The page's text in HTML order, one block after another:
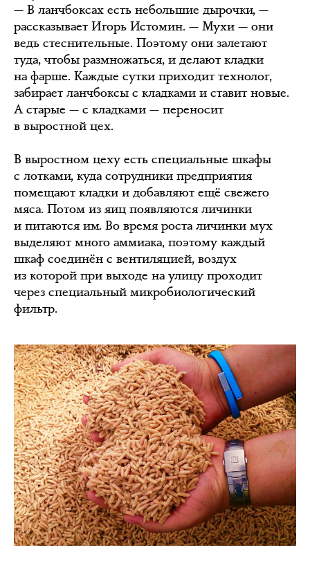
— В ланчбоксах есть небольшие дырочки, —
рассказывает Игорь Истомин. — Мухи — они
ведь стеснительные. Поэтому они залетают
туда, чтобы размножаться, и делают кладки
на фарше. Каждые сутки приходит технолог,
забирает ланчбоксы с кладками и ставит новые.
А старые — с кладками — переносит
в выростной цех.
В выростном цеху есть специальные шкафы
с лотками, куда сотрудники предприятия
помещают кладки и добавляют ещё свежего
мяса. Потом из яиц появляются личинки
и питаются им. Во время роста личинки мух
выделяют много аммиака, поэтому каждый
шкаф соединён с вентиляцией, воздух
из которой при выходе на улицу проходит
через специальный микробиологический
фильтр.